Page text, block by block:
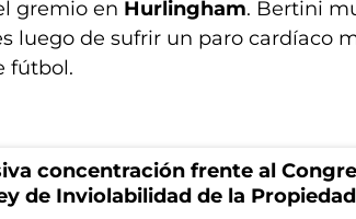
gremio en Hurlingham. Bertini
luego de sufrir un paro cardíaco
fútbol.
concentración frente al
de Inviolabilidad de la